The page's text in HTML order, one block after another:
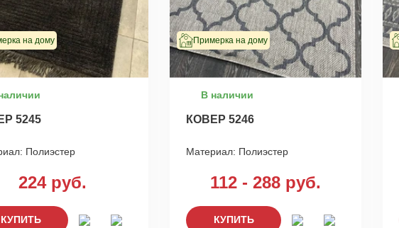
на дому
5245
Полиэстер
224 руб.
КУПИТЬ
Примерка на дому
В наличии
КОВЕР 5246
Материал: Полиэстер
112 - 288 руб.
КУПИТЬ